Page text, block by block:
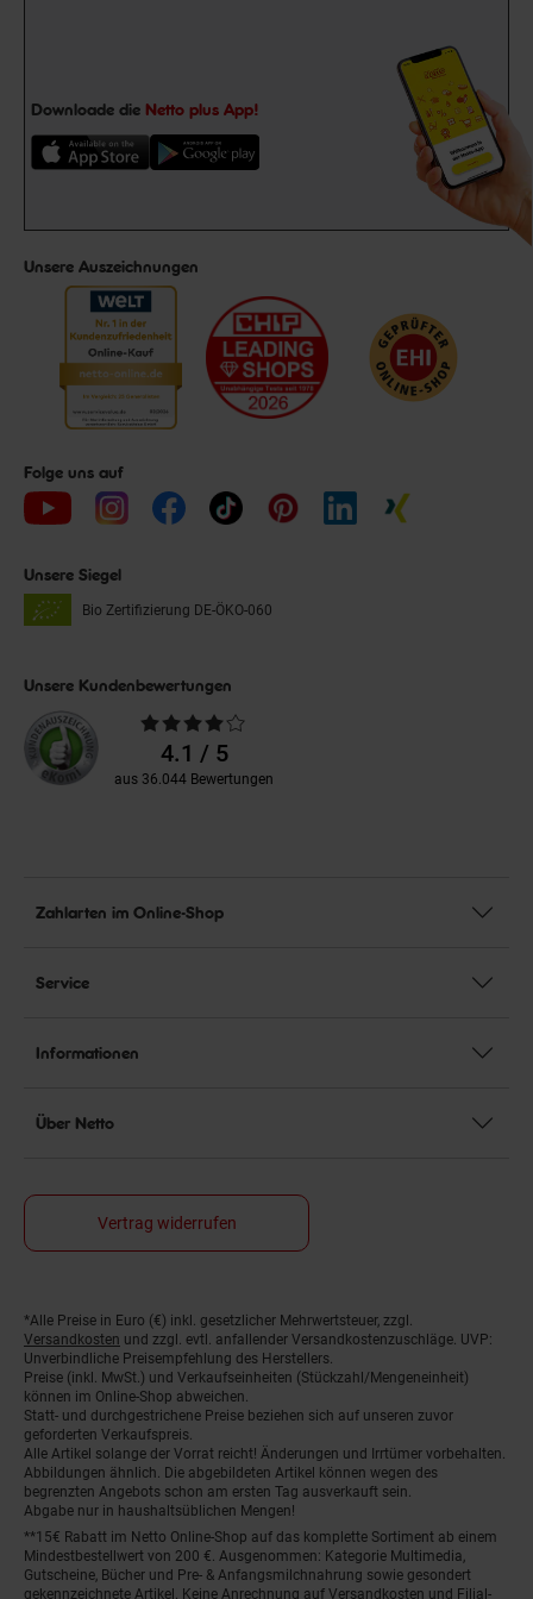
Downloade die Netto plus App!
Unsere Auszeichnungen
Folge uns auf
Unsere Siegel
Bio Zertifizierung DE-ÖKO-060
Unsere Kundenbewertungen
Durchschnittliche
Bewertungen4.1 / 5
aus 36.044 Bewertungen
Zahlarten im Online-Shop
Service
Informationen
Über Netto
Vertrag widerrufen
Fußnoten
*Alle Preise in Euro (€) inkl. gesetzlicher Mehrwertsteuer, zzgl.
Versandkosten und zzgl. evtl. anfallender Versandkostenzuschläge. UVP:
Unverbindliche Preisempfehlung des Herstellers.
Preise (inkl. MwSt.) und Verkaufseinheiten (Stückzahl/Mengeneinheit)
können im Online-Shop abweichen.
Statt- und durchgestrichene Preise beziehen sich auf unseren zuvor
geforderten Verkaufspreis.
Alle Artikel solange der Vorrat reicht! Änderungen und Irrtümer vorbehalten.
Abbildungen ähnlich. Die abgebildeten Artikel können wegen des
begrenzten Angebots schon am ersten Tag ausverkauft sein.
Abgabe nur in haushaltsüblichen Mengen!
**15€ Rabatt im Netto Online-Shop auf das komplette Sortiment ab einem
Mindestbestellwert von 200 €. Ausgenommen: Kategorie Multimedia,
Gutscheine, Bücher und Pre- & Anfangsmilchnahrung sowie gesondert
gekennzeichnete Artikel. Keine Anrechnung auf Versandkosten und Filial-